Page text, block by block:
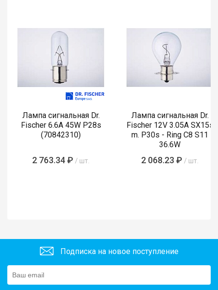
Лампа сигнальная Dr.
Fischer 6.6A 45W P28s
(70842310)
2 763.34 ₽ / шт.
Лампа сигнальная Dr.
Fischer 12V 3.05A SX15s
m. P30s - Ring C8 S11
36.6W
2 068.23 ₽ / шт.
Подписка на новое поступление